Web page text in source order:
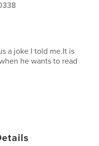
a joke I told me.It is
he wants to read